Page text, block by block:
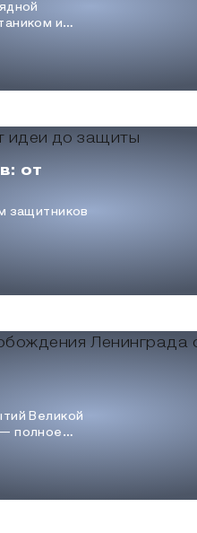
и
такой была
от
защитников
образы
Но
Великой
полное
В этот